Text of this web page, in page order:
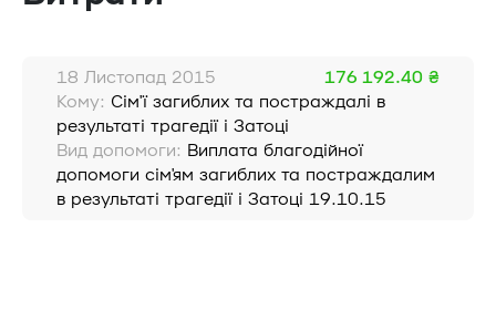
18 Листопад 2015
176 192.40 ₴
Кому: Сім'ї загиблих та постраждалі в
результаті трагедії і Затоці
Вид допомоги: Виплата благодійної
допомоги сім'ям загиблих та постраждалим
в результаті трагедії і Затоці 19.10.15